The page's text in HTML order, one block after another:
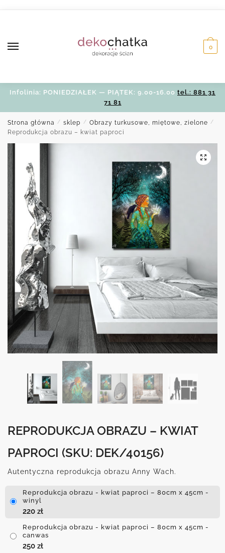
0
Infolinia: PONIEDZIAŁEK — PIĄTEK: 9.00-16.00 tel.: 881 31
71 81
Strona główna / sklep / Obrazy turkusowe, miętowe, zielone /
Reprodukcja obrazu – kwiat paproci
REPRODUKCJA OBRAZU – KWIAT
PAPROCI (SKU: DEK/40156)
Autentyczna reprodukcja obrazu Anny Wach.
Reprodukcja obrazu - kwiat paproci – 80cm x 45cm -
winyl
220 zł
Reprodukcja obrazu - kwiat paproci – 80cm x 45cm -
canwas
250 zł